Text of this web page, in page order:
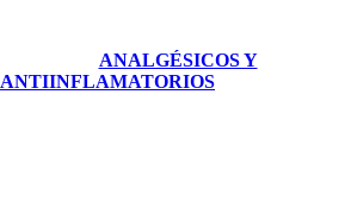
ANALGÉSICOS Y
ANTIINFLAMATORIOS